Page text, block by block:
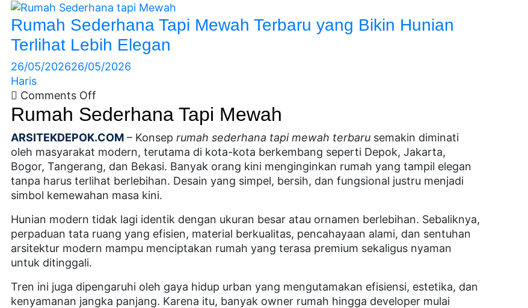
Rumah Sederhana Tapi Mewah Terbaru yang Bikin Hunian
Terlihat Lebih Elegan
26/05/202626/05/2026
Haris
Comments Off
Rumah Sederhana Tapi Mewah
ARSITEKDEPOK.COM– Konsep rumah sederhana tapi mewah terbarusemakin diminati
oleh masyarakat modern, terutama di kota-kota berkembang seperti Depok, Jakarta,
Bogor, Tangerang, dan Bekasi. Banyak orang kini menginginkan rumah yang tampil elegan
tanpa harus terlihat berlebihan. Desain yang simpel, bersih, dan fungsional justru menjadi
simbol kemewahan masa kini.
Hunian modern tidak lagi identik dengan ukuran besar atau ornamen berlebihan. Sebaliknya,
perpaduan tata ruang yang efisien, material berkualitas, pencahayaan alami, dan sentuhan
arsitektur modern mampu menciptakan rumah yang terasa premium sekaligus nyaman
untuk ditinggali.
Tren ini juga dipengaruhi oleh gaya hidup urban yang mengutamakan efisiensi, estetika, dan
kenyamanan jangka panjang. Karena itu, banyak owner rumah hingga developer mulai